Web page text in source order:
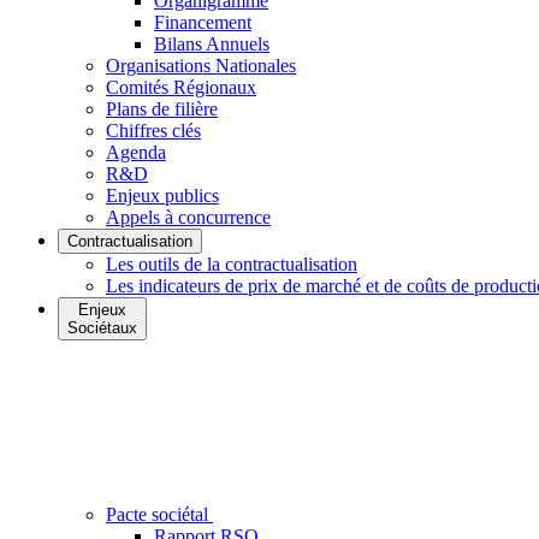
Financement
Bilans Annuels
Organisations Nationales
Comités Régionaux
Plans de filière
Chiffres clés
Agenda
R&D
Enjeux publics
Appels à concurrence
Contractualisation
Les outils de la contractualisation
Les indicateurs de prix de marché et de coûts de
Enjeux
Sociétaux
Pacte sociétal